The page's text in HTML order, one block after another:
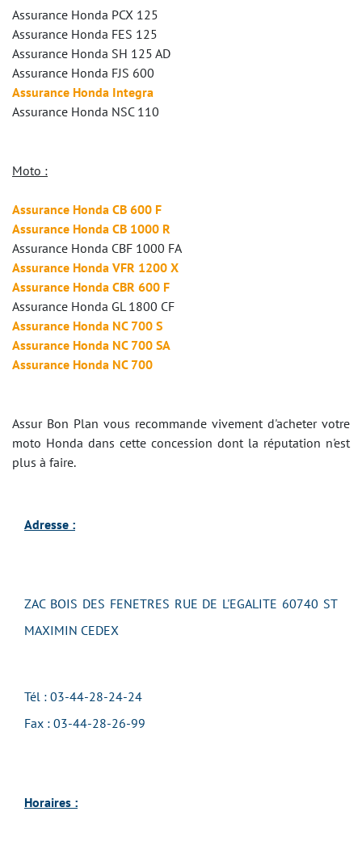
Assurance Honda PCX 125
Assurance Honda FES 125
Assurance Honda SH 125 AD
Assurance Honda FJS 600
Assurance Honda Integra
Assurance Honda NSC 110
Moto :
Assurance Honda CB 600 F
Assurance Honda CB 1000 R
Assurance Honda CBF 1000 FA
Assurance Honda VFR 1200 X
Assurance Honda CBR 600 F
Assurance Honda GL 1800 CF
Assurance Honda NC 700 S
Assurance Honda NC 700 SA
Assurance Honda NC 700
Assur Bon Plan vous recommande vivement d'acheter votre
moto Honda dans cette concession dont la réputation n'est
plus à faire.
Adresse :
ZAC BOIS DES FENETRES RUE DE L'EGALITE 60740 ST
MAXIMIN CEDEX
Tél : 03-44-28-24-24
Fax : 03-44-28-26-99
Horaires :